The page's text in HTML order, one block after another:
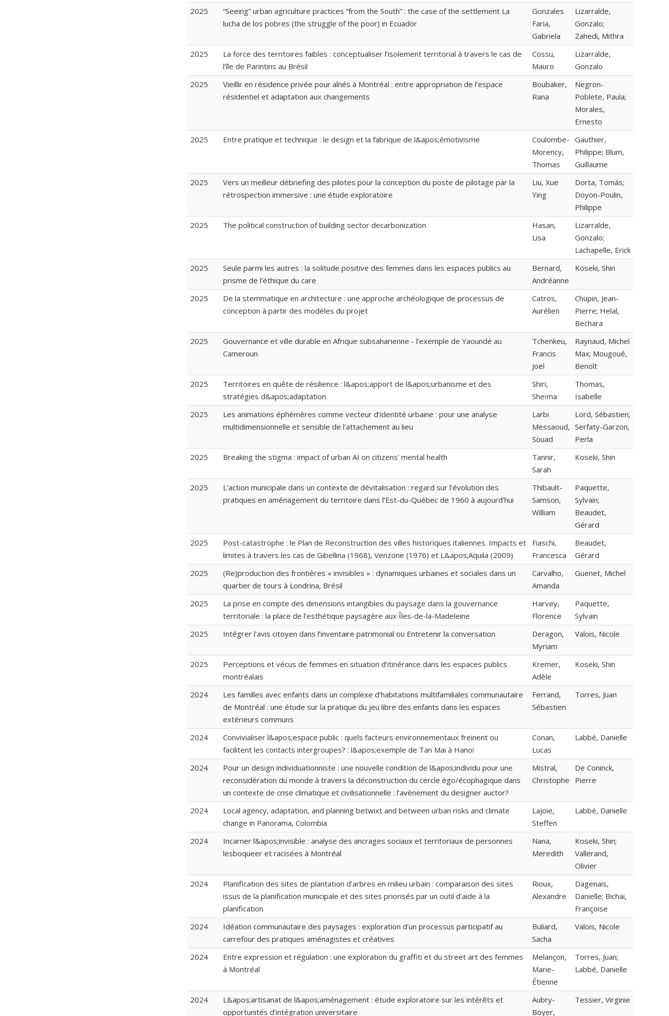
2025
“Seeing” urban agriculture practices “from the South” : the case of the settlement La
lucha de los pobres (the struggle of the poor) in Ecuador
Gonzales
Faria,
Gabriela
Lizarralde,
Gonzalo;
Zahedi, Mithra
2025
La force des territoires faibles : conceptualiser l’isolement territorial à travers le cas de
l’île de Parintins au Brésil
Cossu,
Mauro
Lizarralde,
Gonzalo
2025
Vieillir en résidence privée pour aînés à Montréal : entre appropriation de l’espace
résidentiel et adaptation aux changements
Boubaker,
Rana
Negron-
Poblete, Paula;
Morales,
Ernesto
2025
Entre pratique et technique : le design et la fabrique de l&apos;émotivisme
Coulombe-
Morency,
Thomas
Gauthier,
Philippe; Blum,
Guillaume
2025
Vers un meilleur débriefing des pilotes pour la conception du poste de pilotage par la
rétrospection immersive : une étude exploratoire
Liu, Xue
Ying
Dorta, Tomás;
Doyon-Poulin,
Philippe
2025
The political construction of building sector decarbonization
Hasan,
Lisa
Lizarralde,
Gonzalo;
Lachapelle, Erick
2025
Seule parmi les autres : la solitude positive des femmes dans les espaces publics au
prisme de l’éthique du care
Bernard,
Andréanne
Koseki, Shin
2025
De la stemmatique en architecture : une approche archéologique de processus de
conception à partir des modèles du projet
Catros,
Aurélien
Chupin, Jean-
Pierre; Helal,
Bechara
2025
Gouvernance et ville durable en Afrique subsaharienne - l’exemple de Yaoundé au
Cameroun
Tchenkeu,
Francis
Joël
Raynaud, Michel
Max; Mougoué,
Benoît
2025
Territoires en quête de résilience : l&apos;apport de l&apos;urbanisme et des
stratégies d&apos;adaptation
Shiri,
Sheïma
Thomas,
Isabelle
2025
Les animations éphémères comme vecteur d’identité urbaine : pour une analyse
multidimensionnelle et sensible de l’attachement au lieu
Larbi
Messaoud,
Souad
Lord, Sébastien;
Serfaty-Garzon,
Perla
2025
Breaking the stigma : impact of urban AI on citizens’ mental health
Tannir,
Sarah
Koseki, Shin
2025
L’action municipale dans un contexte de dévitalisation : regard sur l’évolution des
pratiques en aménagement du territoire dans l’Est-du-Québec de 1960 à aujourd’hui
Thibault-
Samson,
William
Paquette,
Sylvain;
Beaudet,
Gérard
2025
Post-catastrophe : le Plan de Reconstruction des villes historiques italiennes. Impacts et
limites à travers les cas de Gibellina (1968), Venzone (1976) et L&apos;Aquila (2009)
Fiaschi,
Francesca
Beaudet,
Gérard
2025
(Re)production des frontières « invisibles » : dynamiques urbaines et sociales dans un
quartier de tours à Londrina, Brésil
Carvalho,
Amanda
Guenet, Michel
2025
La prise en compte des dimensions intangibles du paysage dans la gouvernance
territoriale : la place de l’esthétique paysagère aux Îles-de-la-Madeleine
Harvey,
Florence
Paquette,
Sylvain
2025
Intégrer l’avis citoyen dans l’inventaire patrimonial ou Entretenir la conversation
Deragon,
Myriam
Valois, Nicole
2025
Perceptions et vécus de femmes en situation d’itinérance dans les espaces publics
montréalais
Kremer,
Adèle
Koseki, Shin
2024
Les familles avec enfants dans un complexe d’habitations multifamiliales communautaire
de Montréal : une étude sur la pratique du jeu libre des enfants dans les espaces
extérieurs communs
Ferrand,
Sébastien
Torres, Juan
2024
Convivialiser l&apos;espace public : quels facteurs environnementaux freinent ou
facilitent les contacts intergroupes? : l&apos;exemple de Tan Mai à Hanoï
Conan,
Lucas
Labbé, Danielle
2024
Pour un design individuationniste : une nouvelle condition de l&apos;individu pour une
reconsidération du monde à travers la déconstruction du cercle égo/écophagique dans
un contexte de crise climatique et civilisationnelle : l’avènement du designer auctor?
Mistral,
Christophe
De Coninck,
Pierre
2024
Local agency, adaptation, and planning betwixt and between urban risks and climate
change in Panorama, Colombia
Lajoie,
Steffen
Labbé, Danielle
2024
Incarner l&apos;invisible : analyse des ancrages sociaux et territoriaux de personnes
lesboqueer et racisées à Montréal
Nana,
Meredith
Koseki, Shin;
Vallerand,
Olivier
2024
Planification des sites de plantation d’arbres en milieu urbain : comparaison des sites
issus de la planification municipale et des sites priorisés par un outil d’aide à la
planification
Rioux,
Alexandre
Dagenais,
Danielle; Bichai,
Françoise
2024
Idéation communautaire des paysages : exploration d’un processus participatif au
carrefour des pratiques aménagistes et créatives
Buliard,
Sacha
Valois, Nicole
2024
Entre expression et régulation : une exploration du graffiti et du street art des femmes
à Montréal
Melançon,
Marie-
Étienne
Torres, Juan;
Labbé, Danielle
2024
L&apos;artisanat de l&apos;aménagement : étude exploratoire sur les intérêts et
opportunités d’intégration universitaire
Aubry-
Boyer,
Tessier, Virginie